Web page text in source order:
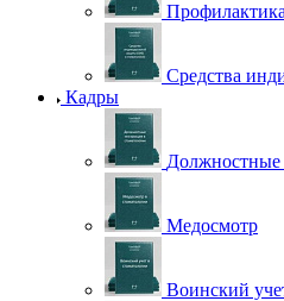
Средства
Кадры
Должностные
Медосмотр
Воинский